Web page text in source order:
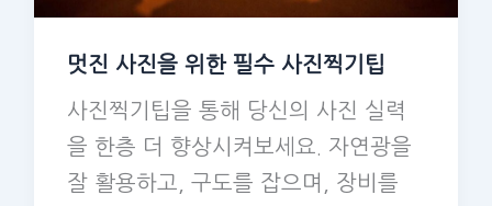
멋진 사진을 위한 필수 사진찍기팁
사진찍기팁을 통해 당신의 사진 실력
을 한층 더 향상시켜보세요. 자연광을
잘 활용하고, 구도를 잡으며, 장비를